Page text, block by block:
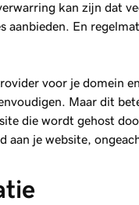
kan zijn dat
aanbieden. En
voor je domein
Maar dit
die wordt gehost
aan je website,